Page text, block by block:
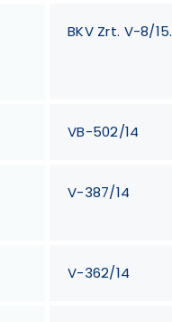
BKV Zrt. V-8/15.
VB-502/14
V-387/14
V-362/14